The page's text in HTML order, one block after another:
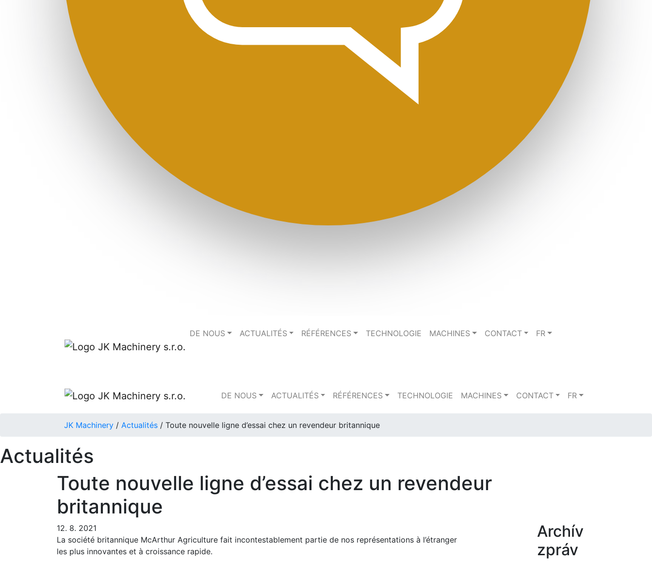
DE NOUS ACTUALITÉS RÉFÉRENCES TECHNOLOGIE MACHINES CONTACT FR
DE NOUS ACTUALITÉS RÉFÉRENCES TECHNOLOGIE MACHINES CONTACT FR
JK Machinery / Actualités / Toute nouvelle ligne d’essai chez un revendeur britannique
Actualités
Toute nouvelle ligne d’essai chez un revendeur
britannique
12. 8. 2021
La société britannique McArthur Agriculture fait incontestablement partie de nos représentations à l’étranger
les plus innovantes et à croissance rapide.
Archív
zpráv